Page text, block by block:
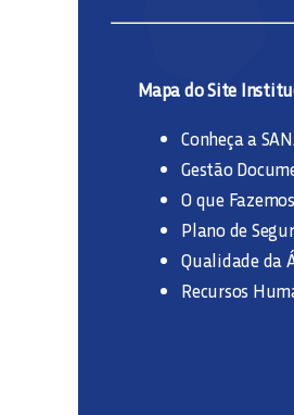
Mapa do Site
Conheça a
Gestão
O que Fazemos
Plano de
Qualidade da
Recursos